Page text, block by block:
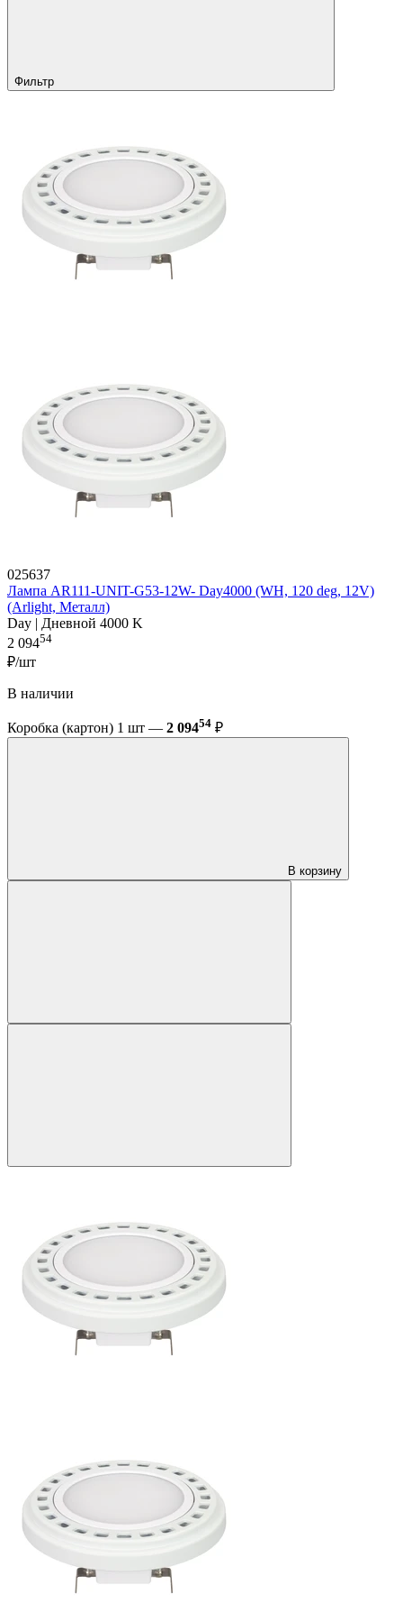
Фильтр
025637
Лампа AR111-UNIT-G53-12W- Day4000 (WH, 120 deg, 12V)
(Arlight, Металл)
Day | Дневной 4000 K
2 09454
₽/шт
В наличии
Коробка (картон) 1 шт — 2 09454 ₽
В корзину